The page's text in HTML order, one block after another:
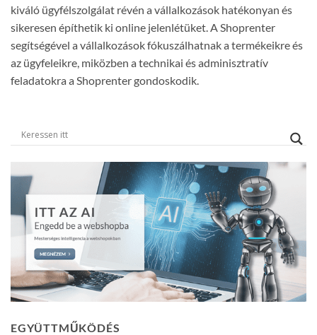
kiváló ügyfélszolgálat révén a vállalkozások hatékonyan és
sikeresen építhetik ki online jelenlétüket. A Shoprenter
segítségével a vállalkozások fókuszálhatnak a termékeikre és
az ügyfeleikre, miközben a technikai és adminisztratív
feladatokra a Shoprenter gondoskodik.
EGYÜTTMŰKÖDÉS